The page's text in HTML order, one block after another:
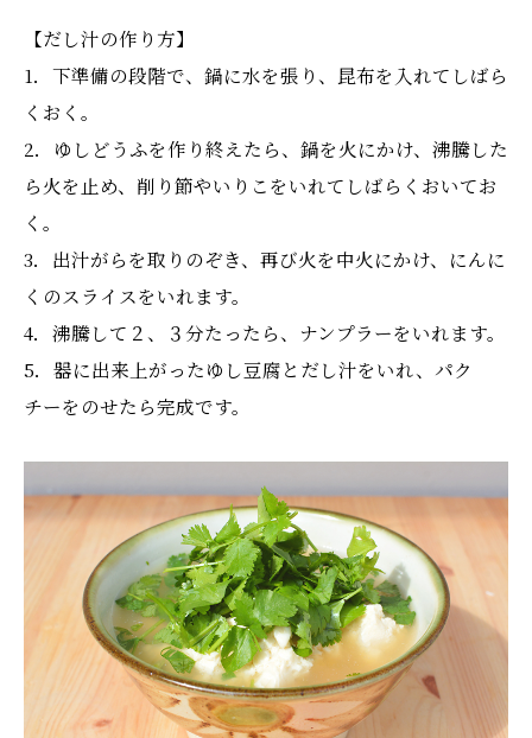
【だし汁の作り方】
1．下準備の段階で、鍋に水を張り、昆布を入れてしばら
くおく。
2．ゆしどうふを作り終えたら、鍋を火にかけ、沸騰した
ら火を止め、削り節やいりこをいれてしばらくおいてお
く。
3．出汁がらを取りのぞき、再び火を中火にかけ、にんに
くのスライスをいれます。
4．沸騰して２、３分たったら、ナンプラーをいれます。
5．器に出来上がったゆし豆腐とだし汁をいれ、パク
チーをのせたら完成です。